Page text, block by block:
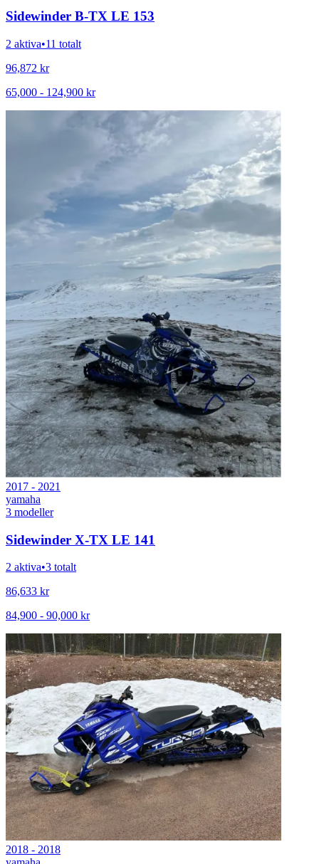
Sidewinder B-TX LE 153
2 aktiva•11 totalt
96,872 kr
65,000 - 124,900 kr
2017 - 2021
yamaha
3 modeller
Sidewinder X-TX LE 141
2 aktiva•3 totalt
86,633 kr
84,900 - 90,000 kr
2018 - 2018